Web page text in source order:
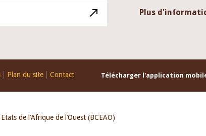
Plus
Plan du site Contact Télécharger l'application
de l’Afrique de l’Ouest (BCEAO)